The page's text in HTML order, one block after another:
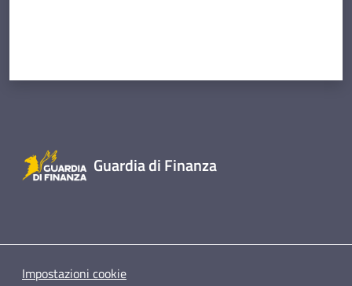
Guardia di Finanza
Impostazioni cookie